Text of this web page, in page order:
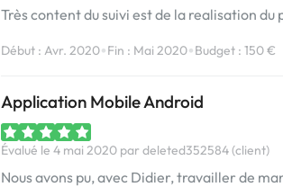
Très content du suivi est de la realisation du
Début : Avr. 2020•Fin : Mai 2020•Budget : 150 €
Application Mobile Android
Évalué le 4 mai 2020 par deleted352584 (client)
Nous avons pu, avec Didier, travailler de